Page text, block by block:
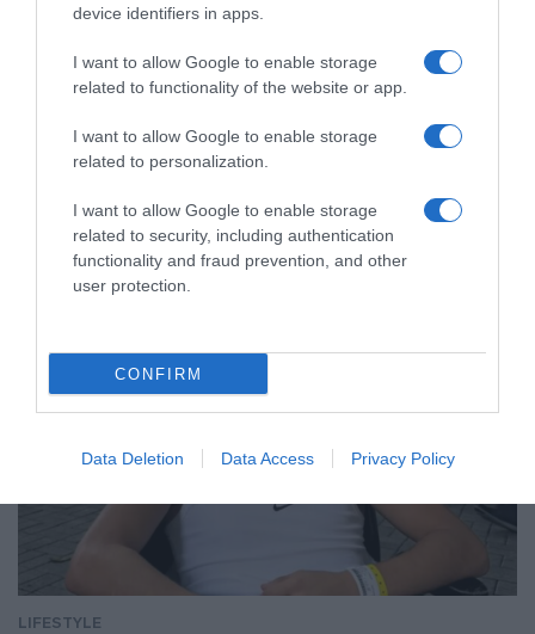
device identifiers in apps.
I want to allow Google to enable storage
related to functionality of the website or app.
I want to allow Google to enable storage
related to personalization.
I want to allow Google to enable storage
related to security, including authentication
functionality and fraud prevention, and other
user protection.
CONFIRM
Data Deletion Data Access Privacy Policy
LIFESTYLE
LIFESTYLE